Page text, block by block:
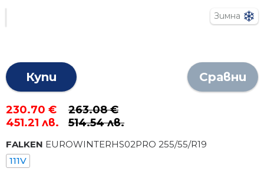
Зимна
Купи Сравни
230.70 €
451.21 лв.
263.08 €
514.54 лв.
FALKEN EUROWINTERHS02PRO 255/55/R19
111V